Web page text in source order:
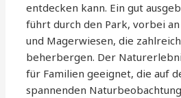
entdecken kann. Ein gut
führt durch den Park, vorbei
und Magerwiesen, die
beherbergen. Der
für Familien geeignet, die auf
spannenden